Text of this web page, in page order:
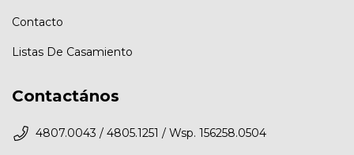
Contacto
Listas De Casamiento
Contactános
4807.0043 / 4805.1251 / Wsp. 156258.0504